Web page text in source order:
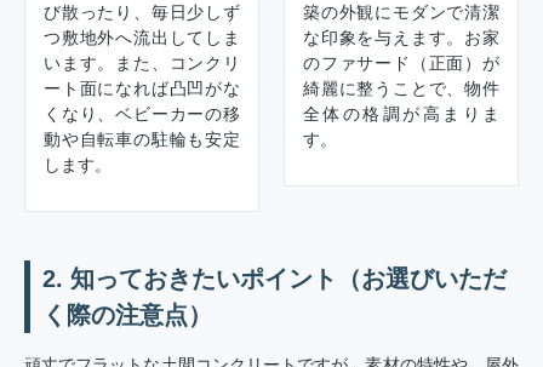
び散ったり、毎日少しず
つ敷地外へ流出してしま
います。また、コンクリ
ート面になれば凸凹がな
くなり、ベビーカーの移
動や自転車の駐輪も安定
します。
築の外観にモダンで清潔
な印象を与えます。お家
のファサード（正面）が
綺麗に整うことで、物件
全体の格調が高まりま
す。
2. 知っておきたいポイント（お選びいただ
く際の注意点）